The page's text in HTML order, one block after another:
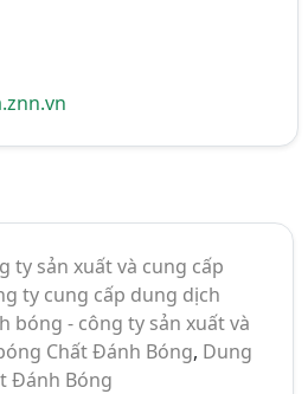
ty sản xuất và cung cấp
ty cung cấp dung dịch
bóng - công ty sản xuất và
Chất Đánh Bóng, Dung
Đánh Bóng